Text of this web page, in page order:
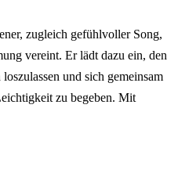
zugleich gefühlvoller Song,
vereint. Er lädt dazu ein, den
und sich gemeinsam
zu begeben. Mit